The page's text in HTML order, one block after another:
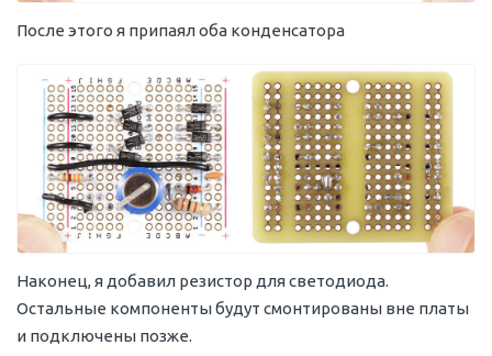
После этого я припаял оба конденсатора
Наконец, я добавил резистор для светодиода.
Остальные компоненты будут смонтированы вне платы
и подключены позже.